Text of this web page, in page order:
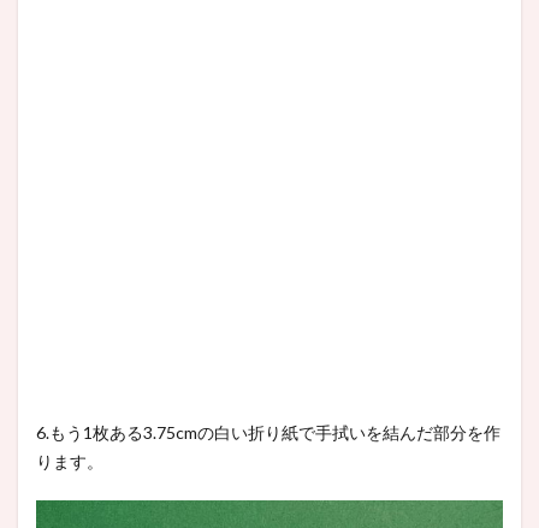
6.もう1枚ある3.75cmの白い折り紙で手拭いを結んだ部分を作
ります。